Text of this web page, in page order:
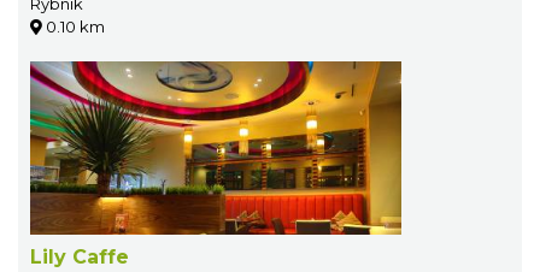
Rybnik
0.10 km
Lily Caffe